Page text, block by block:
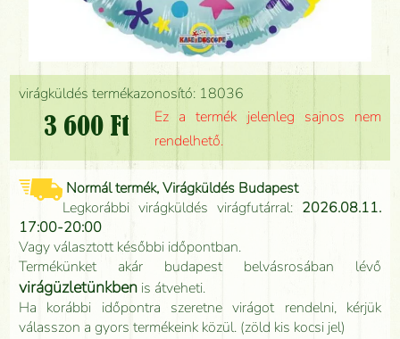
virágküldés termékazonosító: 18036
3 600 Ft
Ez a termék jelenleg sajnos nem
rendelhető.
Normál termék, Virágküldés Budapest
Legkorábbi virágküldés virágfutárral: 2026.08.11.
17:00-20:00
Vagy választott későbbi időpontban.
Termékünket akár budapest belvásrosában lévő
virágüzletünkben is átveheti.
Ha korábbi időpontra szeretne virágot rendelni, kérjük
válasszon a gyors termékeink közül. (zöld kis kocsi jel)